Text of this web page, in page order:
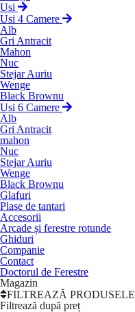
Usi
Usi 4 Camere
Alb
Gri Antracit
Mahon
Nuc
Stejar Auriu
Wenge
Black Brownu
Usi 6 Camere
Alb
Gri Antracit
mahon
Nuc
Stejar Auriu
Wenge
Black Brownu
Glafuri
Plase de tantari
Accesorii
Arcade și ferestre rotunde
Ghiduri
Companie
Contact
Doctorul de Ferestre
Magazin
FILTREAZĂ PRODUSELE
Filtrează după preț